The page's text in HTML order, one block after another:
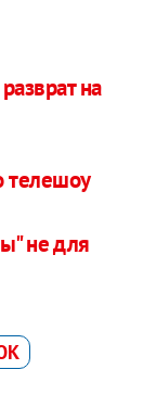
на
телешоу
не для